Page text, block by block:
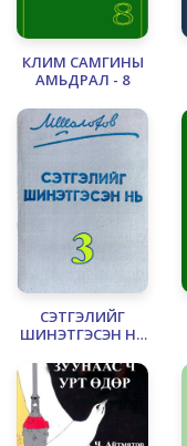
КЛИМ САМГИНЫ
АМЬДРАЛ - 8
СЭТГЭЛИЙГ
ШИНЭТГЭСЭН НЬ